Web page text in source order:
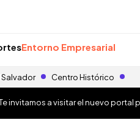
Entorno Empresarial
Salvador Centro Histórico
Te invitamos a visitar el nuevo